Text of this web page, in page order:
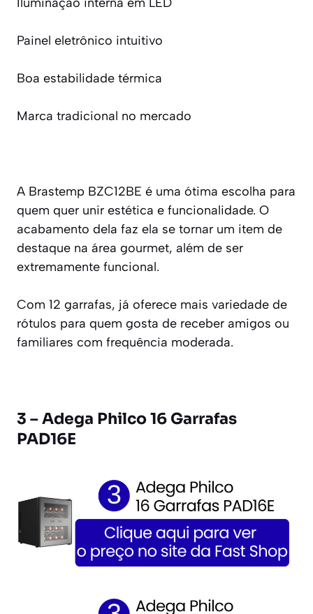
Painel eletrônico intuitivo
Boa estabilidade térmica
Marca tradicional no mercado
A Brastemp BZC12BE é uma ótima escolha para
quem quer unir estética e funcionalidade. O
acabamento dela faz ela se tornar um item de
destaque na área gourmet, além de ser
extremamente funcional.
Com 12 garrafas, já oferece mais variedade de
rótulos para quem gosta de receber amigos ou
familiares com frequência moderada.
3 – Adega Philco 16 Garrafas
PAD16E